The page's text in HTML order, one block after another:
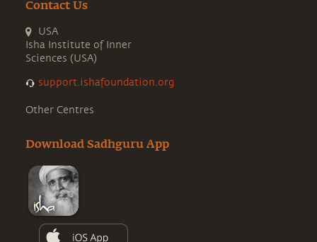
Contact Us
USA
Isha Institute of Inner
Sciences (USA)
support.ishafoundation.org
Other Centres
Download Sadhguru App